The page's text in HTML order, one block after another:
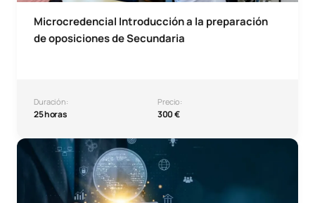
Microcredencial Introducción a la preparación
de oposiciones de Secundaria
Duración:
25 horas
Precio:
300 €
Microcredencial en Competencias Globales en Educación